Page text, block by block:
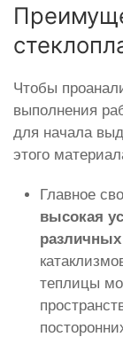
Чтобы
выполнения
для начала
этого
Главное
высокая
теплицы